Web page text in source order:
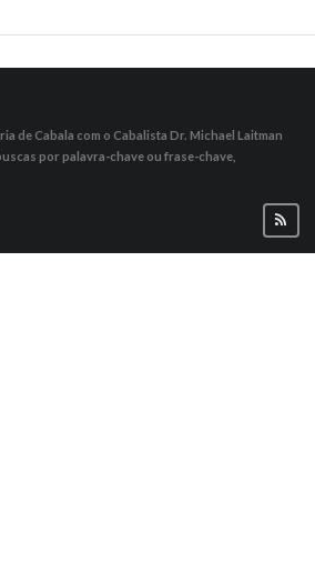
de Cabala com o Cabalista Dr. Michael Laitman
por palavra-chave ou frase-chave,